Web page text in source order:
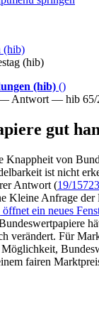
(hib)
(hib)
(hib) ()
Antwort — hib 65/
gut
von
ist nicht
Antwort (19/15723
Kleine Anfrage der
ein neues
verändert. Für
fairen